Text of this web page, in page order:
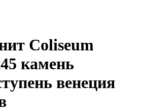
Coliseum
камень
венеция